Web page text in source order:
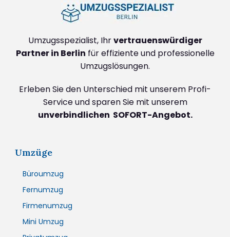
Umzugsspezialist, Ihrvertrauenswürdiger
Partner in Berlin für effiziente und professionelle
Umzugslösungen.
Erleben Sie den Unterschied mit unserem Profi-
Service und sparen Sie mit unserem
unverbindlichen SOFORT-Angebot.
Umzüge
Büroumzug
Fernumzug
Firmenumzug
Mini Umzug